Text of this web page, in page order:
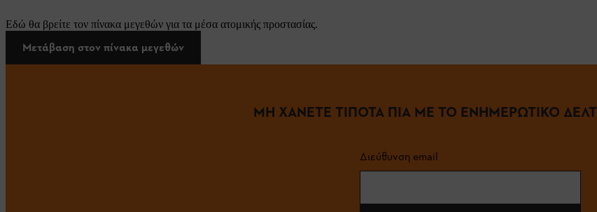
Εδώ θα βρείτε τον πίνακα μεγεθών για τα μέσα ατομικής προστασίας.
Μετάβαση στον πίνακα μεγεθών
ΜΗ ΧΑΝΕΤΕ ΤΙΠΟΤΑ ΠΙΑ ΜΕ ΤΟ ΕΝΗΜΕΡΩΤΙΚΟ
Διεύθυνση email